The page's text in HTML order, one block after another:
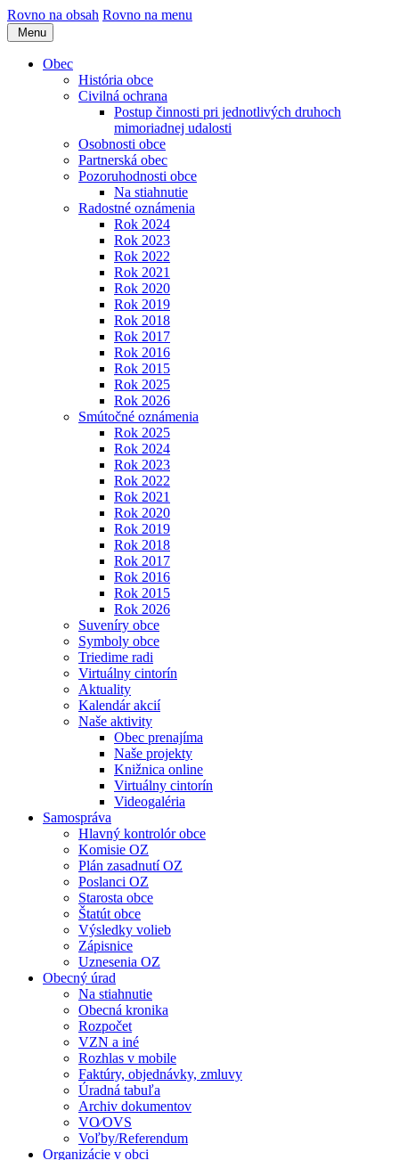
Rovno na obsah Rovno na menu
Menu
Obec
História obce
Civilná ochrana
Postup činnosti pri jednotlivých druhoch
mimoriadnej udalosti
Osobnosti obce
Partnerská obec
Pozoruhodnosti obce
Na stiahnutie
Radostné oznámenia
Rok 2024
Rok 2023
Rok 2022
Rok 2021
Rok 2020
Rok 2019
Rok 2018
Rok 2017
Rok 2016
Rok 2015
Rok 2025
Rok 2026
Smútočné oznámenia
Rok 2025
Rok 2024
Rok 2023
Rok 2022
Rok 2021
Rok 2020
Rok 2019
Rok 2018
Rok 2017
Rok 2016
Rok 2015
Rok 2026
Suveníry obce
Symboly obce
Triedime radi
Virtuálny cintorín
Aktuality
Kalendár akcií
Naše aktivity
Obec prenajíma
Naše projekty
Knižnica online
Virtuálny cintorín
Videogaléria
Samospráva
Hlavný kontrolór obce
Komisie OZ
Plán zasadnutí OZ
Poslanci OZ
Starosta obce
Štatút obce
Výsledky volieb
Zápisnice
Uznesenia OZ
Obecný úrad
Na stiahnutie
Obecná kronika
Rozpočet
VZN a iné
Rozhlas v mobile
Faktúry, objednávky, zmluvy
Úradná tabuľa
Archiv dokumentov
VO⁄OVS
Voľby/Referendum
Organizácie v obci